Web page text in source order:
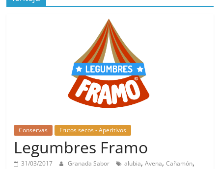
Conservas Frutos secos - Aperitivos
Legumbres Framo
31/03/2017 Granada Sabor alubia,Avena,Cañamón,